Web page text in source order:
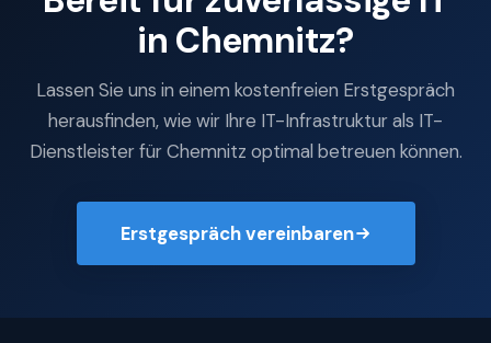
in Chemnitz?
Lassen Sie uns in einem kostenfreien Erstgespräch
herausfinden, wie wir Ihre IT-Infrastruktur als IT-
Dienstleister für Chemnitz optimal betreuen können.
Erstgespräch vereinbaren